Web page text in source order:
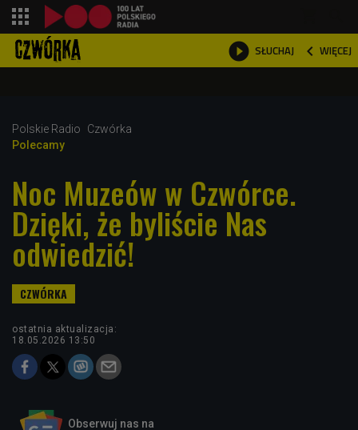
 SŁUCHAJ  WIĘCEJ

Polskie Radio
Czwórka
Polecamy
Noc Muzeów w Czwórce.
Dzięki, że byliście Nas
odwiedzić!
ostatnia aktualizacja:
18.05.2026 13:50
Obserwuj nas na